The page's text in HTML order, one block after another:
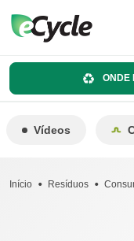
ONDE
Vídeos
Início Resíduos